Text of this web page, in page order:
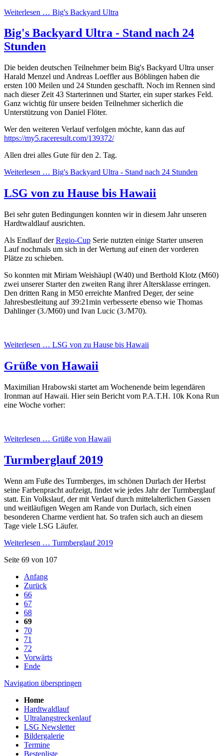
Weiterlesen … Big's Backyard Ultra
Big's Backyard Ultra - Stand nach 24
Stunden
Die beiden deutschen Teilnehmer beim Big's Backyard Ultra unser
Harald Menzel und Andreas Loeffler aus Böblingen haben die
ersten 100 Meilen und 24 Stunden geschafft. Noch im Rennen sind
nach dieser Zeit 43 Starterinnen und Starter, ein super starkes Feld.
Ganz wichtig für unsere beiden Teilnehmer sicherlich die
Unterstützung von Daniel Flöter.
Wer den weiteren Verlauf verfolgen möchte, kann das auf
https://my5.raceresult.com/139372/
Allen drei alles Gute für den 2. Tag.
Weiterlesen … Big's Backyard Ultra - Stand nach 24 Stunden
LSG von zu Hause bis Hawaii
Bei sehr guten Bedingungen konnten wir in diesem Jahr unseren
Hardtwaldlauf ausrichten.
Als Endlauf derRegio-Cup Serie nutzten einige Starter unseren
Lauf nochmals um sich in der Wertung auf einen der vorderen
Plätze zu schieben.
So konnten mit Miriam Weishäupl (W40) und Berthold Klotz (M60)
zwei unserer Starter den zweiten Rang ihrer Altersklasse erringen.
Den dritten Rang in M50 erreichte Manfred Deger, der seine
Jahresbestleitung auf 39:21min verbesserte ebenso wie Thomas
Dahlinger (3./M60) und Ivan Lucic (3./M70).
Weiterlesen … LSG von zu Hause bis Hawaii
Grüße von Hawaii
Maximilian Hrabowski startet am Wochenende beim legendären
Ironman auf Hawaii. Hier sein Bericht vom P.A.T.H. 10k Kona Run
eine Woche vorher:
Weiterlesen … Grüße von Hawaii
Turmberglauf 2019
Wenn am Fuße des Turmberges, im schönen Durlach der Herbst
seine Farbenpracht aufzeigt, findet wie jedes Jahr der Turmberglauf
statt. Ein Volkslauf, der mit Verlauf durch mittelalterlichen Gassen
und weitläufigen Wegen am Rande von Durlach, sich einen
besonderen Charme verdient hat. So trafen sich auch an diesem
Tage viele LSG Läufer.
Weiterlesen … Turmberglauf 2019
Seite 69 von 107
Anfang
Zurück
66
67
68
69
70
71
72
Vorwärts
Ende
Navigation überspringen
Home
Hardtwaldlauf
Ultralangstreckenlauf
LSG Newsletter
Bildergalerie
Termine
Bestenliste